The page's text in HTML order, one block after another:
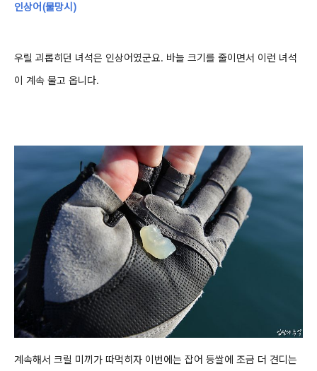
인상어(물망시)
우릴 괴롭히던 녀석은 인상어였군요. 바늘 크기를 줄이면서 이런 녀석
이 계속 물고 옵니다.
계속해서 크릴 미끼가 따먹히자 이번에는 잡어 등쌀에 조금 더 견디는